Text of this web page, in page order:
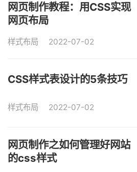
网页制作教程：用CSS实现
网页布局
样式布局 2022-07-02
CSS样式表设计的5条技巧
样式布局 2022-07-02
网页制作之如何管理好网站
的css样式